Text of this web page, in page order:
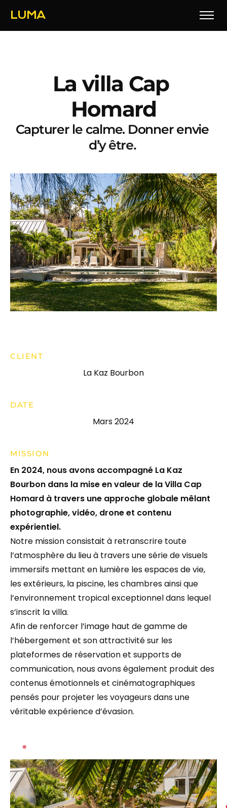
LUMA
La villa Cap
Homard
Capturer le calme. Donner envie
d’y être.
CLIENT
La Kaz Bourbon
DATE
Mars 2024
MISSION
En 2024, nous avons accompagné La Kaz
Bourbon dans la mise en valeur de la Villa Cap
Homard à travers une approche globale mêlant
photographie, vidéo, drone et contenu
expérientiel.
Notre mission consistait à retranscrire toute
l’atmosphère du lieu à travers une série de visuels
immersifs mettant en lumière les espaces de vie,
les extérieurs, la piscine, les chambres ainsi que
l’environnement tropical exceptionnel dans lequel
s’inscrit la villa.
Afin de renforcer l’image haut de gamme de
l’hébergement et son attractivité sur les
plateformes de réservation et supports de
communication, nous avons également produit des
contenus émotionnels et cinématographiques
pensés pour projeter les voyageurs dans une
véritable expérience d’évasion.